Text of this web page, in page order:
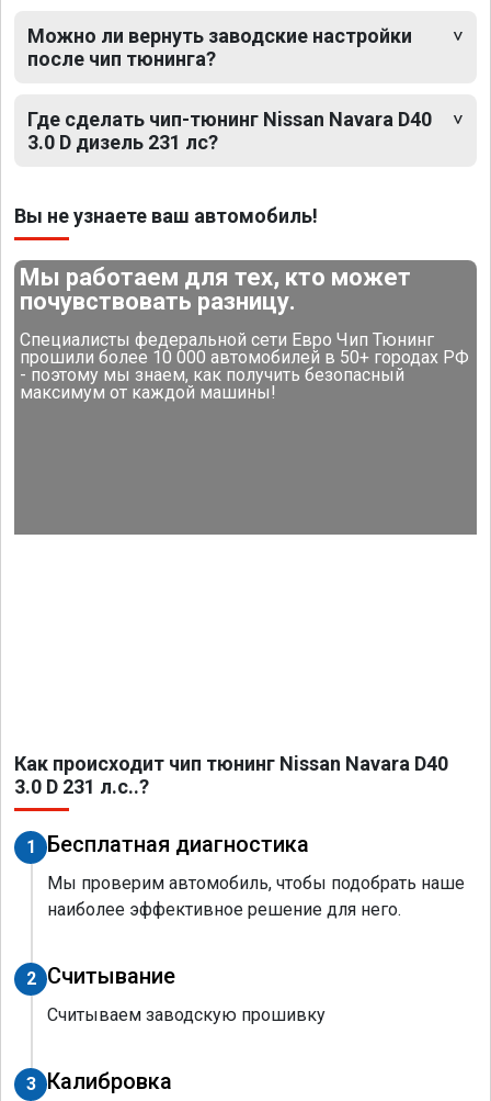
Можно ли вернуть заводские настройки
после чип тюнинга?
Где сделать чип-тюнинг Nissan Navara D40
3.0 D дизель 231 лс?
Вы не узнаете ваш автомобиль!
Мы работаем для тех, кто может
почувствовать разницу.
Специалисты федеральной сети Евро Чип Тюнинг
прошили более 10 000 автомобилей в 50+ городах РФ
- поэтому мы знаем, как получить безопасный
максимум от каждой машины!
Как происходит чип тюнинг Nissan Navara D40
3.0 D 231 л.с..?
1 Бесплатная диагностика
Мы проверим автомобиль, чтобы подобрать наше
наиболее эффективное решение для него.
2 Считывание
Считываем заводскую прошивку
3 Калибровка